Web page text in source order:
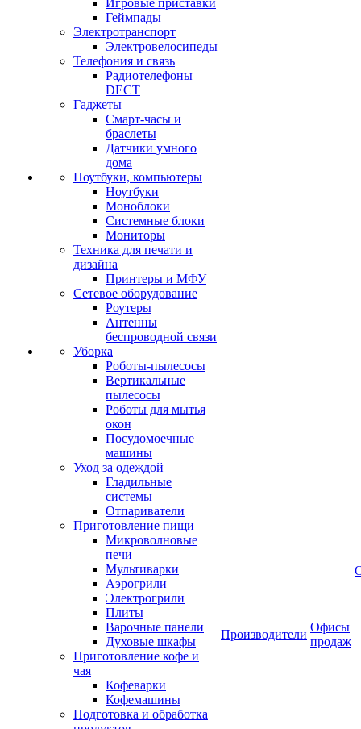
Игровые приставки
Геймпады
Электротранспорт
Электровелосипеды
Телефония и связь
Радиотелефоны
DECT
Гаджеты
Смарт-часы и
браслеты
Датчики умного
дома
Ноутбуки, компьютеры
Ноутбуки
Моноблоки
Системные блоки
Мониторы
Техника для печати и
дизайна
Принтеры и МФУ
Сетевое оборудование
Роутеры
Антенны
беспроводной связи
Уборка
Роботы-пылесосы
Вертикальные
пылесосы
Роботы для мытья
окон
Посудомоечные
машины
Уход за одеждой
Гладильные
системы
Отпариватели
Приготовление пищи
Микроволновые
печи
Мультиварки
Аэрогрили
Электрогрили
Плиты
Варочные панели
Духовые шкафы
Приготовление кофе и
чая
Кофеварки
Кофемашины
Подготовка и обработка
Производители
Офисы
продаж